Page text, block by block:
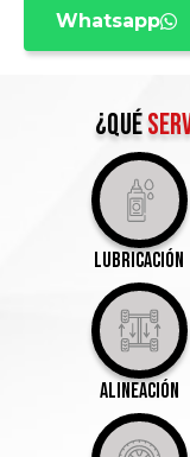
Whatsapp
¿qué
Lubricación
Alineación